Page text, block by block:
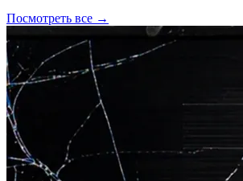
Посмотреть все →